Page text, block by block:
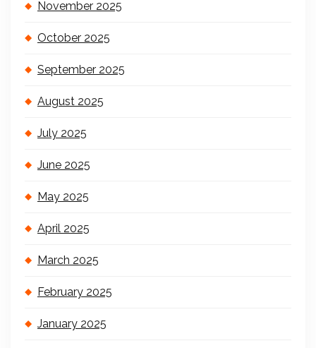
November 2025
October 2025
September 2025
August 2025
July 2025
June 2025
May 2025
April 2025
March 2025
February 2025
January 2025